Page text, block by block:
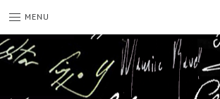
MENU